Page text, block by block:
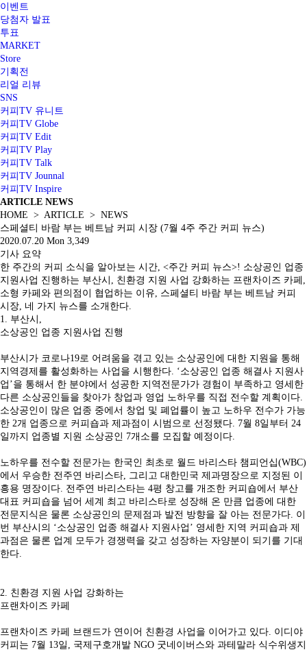
이벤트
당첨자 발표
투표
MARKET
Store
기획전
리얼 리뷰
SNS
커피TV 유니트
커피TV Globe
커피TV Edit
커피TV Play
커피TV Talk
커피TV Jounnal
커피TV Inspire
ARTICLE NEWS
HOME > ARTICLE > NEWS
스페셜티 바람 부는 베트남 커피 시장 (7월 4주 주간 커피 뉴스)
2020.07.20 Mon 3,349
기사 요약
한 주간의 커피 소식을 알아보는 시간, <주간 커피 뉴스>! 소상공인 업종
지원사업 진행하는 부산시, 친환경 지원 사업 강화하는 프랜차이즈 카페,
소형 카페와 편의점이 협업하는 이유, 스페셜티 바람 부는 베트남 커피
시장, 네 가지 뉴스를 소개한다.
1. 부산시,
소상공인 업종 지원사업 진행
부산시가 코로나19로 어려움을 겪고 있는 소상공인에 대한 지원을 통해
지역경제를 활성화하는 사업을 시행한다. ‘소상공인 업종 해결사 지원사
업’을 통해서 한 분야에서 성공한 지역전문가가 경험이 부족하고 영세한
다른 소상공인들을 찾아가 창업과 영업 노하우를 직접 전수할 계획이다.
소상공인이 많은 업종 중에서 창업 및 폐업률이 높고 노하우 전수가 가능
한 2개 업종으로 커피숍과 제과점이 시범으로 선정됐다. 7월 8일부터 24
일까지 업종별 지원 소상공인 7개소를 모집할 예정이다.
노하우를 전수할 전문가는 한국인 최초로 월드 바리스타 챔피언십(WBC)
에서 우승한 전주연 바리스타, 그리고 대한민국 제과명장으로 지정된 이
흥용 명장이다. 전주연 바리스타는 4평 창고를 개조한 커피숍에서 부산
대표 커피숍을 넘어 세계 최고 바리스타로 성장해 온 만큼 업종에 대한
전문지식은 물론 소상공인의 문제점과 발전 방향을 잘 아는 전문가다. 이
번 부산시의 ‘소상공인 업종 해결사 지원사업’ 영세한 지역 커피숍과 제
과점은 물론 업계 모두가 경쟁력을 갖고 성장하는 자양분이 되기를 기대
한다.
2. 친환경 지원 사업 강화하는
프랜차이즈 카페
프랜차이즈 카페 브랜드가 연이어 친환경 사업을 이어가고 있다. 이디야
커피는 7월 13일, 국제구호개발 NGO 굿네이버스와 과테말라 식수위생지